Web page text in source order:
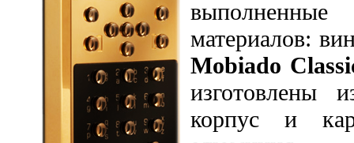
материалов:
Mobiado
изготовлены
корпус и